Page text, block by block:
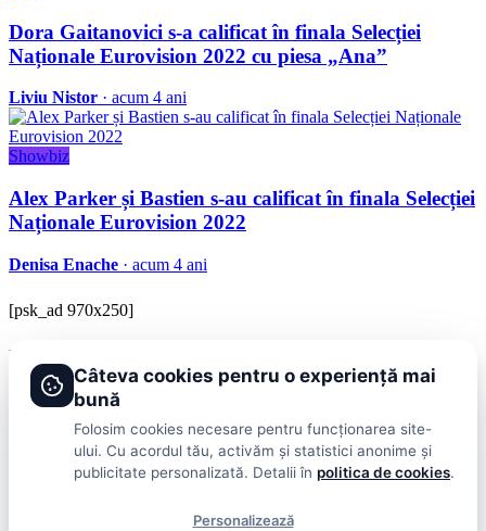
Dora Gaitanovici s-a calificat în finala Selecției
Naționale Eurovision 2022 cu piesa „Ana”
Liviu Nistor · acum 4 ani
Showbiz
Alex Parker și Bastien s-au calificat în finala Selecției
Naționale Eurovision 2022
Denisa Enache · acum 4 ani
[psk_ad 970x250]
BRAVOnet
Showbiz, vedete si tot ce misca in lumea mondena
ShowbizPublicitateLifestyleHealth & BeautyCasa si Gradina
Câteva cookies pentru o experiență mai
bună
Folosim cookies necesare pentru funcționarea site-
ului. Cu acordul tău, activăm și statistici anonime și
publicitate personalizată. Detalii în politica de cookies.
Personalizează